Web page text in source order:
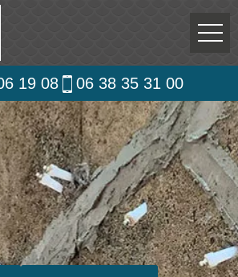
19 08 06 38 35 31 00